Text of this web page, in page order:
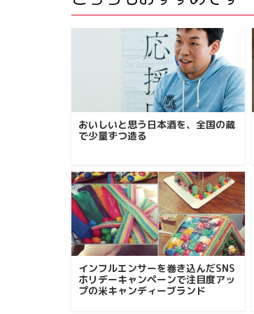
おいしいと思う日本酒を、全国の蔵
で少量ずつ造る
インフルエンサーを巻き込んだSNS
ホリデーキャンペーンで注目度アッ
プの米キャンディーブランド